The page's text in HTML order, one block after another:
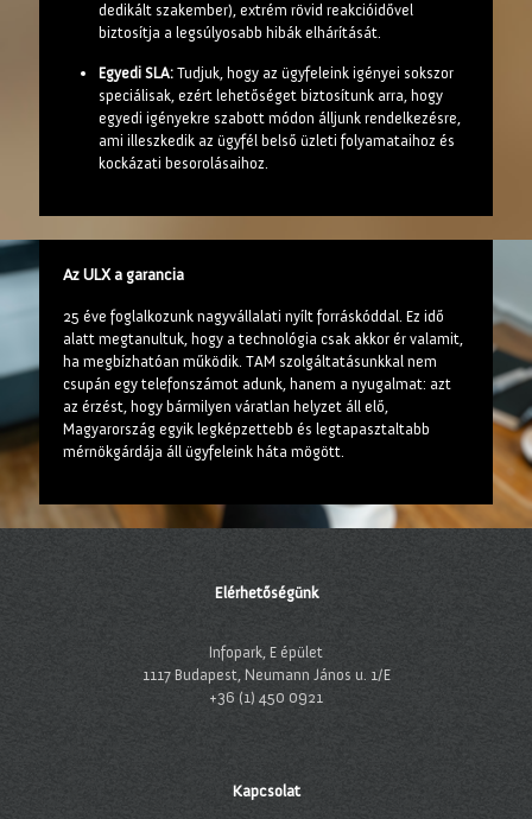
dedikált szakember), extrém rövid reakcióidővel
biztosítja a legsúlyosabb hibák elhárítását.
Egyedi SLA: Tudjuk, hogy az ügyfeleink igényei sokszor
speciálisak, ezért lehetőséget biztosítunk arra, hogy
egyedi igényekre szabott módon álljunk rendelkezésre,
ami illeszkedik az ügyfél belső üzleti folyamataihoz és
kockázati besorolásaihoz.
Az ULX a garancia
25 éve foglalkozunk nagyvállalati nyílt forráskóddal. Ez idő
alatt megtanultuk, hogy a technológia csak akkor ér valamit,
ha megbízhatóan működik. TAM szolgáltatásunkkal nem
csupán egy telefonszámot adunk, hanem a nyugalmat: azt
az érzést, hogy bármilyen váratlan helyzet áll elő,
Magyarország egyik legképzettebb és legtapasztaltabb
mérnökgárdája áll ügyfeleink háta mögött.
Elérhetőségünk
Infopark, E épület
1117 Budapest, Neumann János u. 1/E
+36 (1) 450 0921
Kapcsolat